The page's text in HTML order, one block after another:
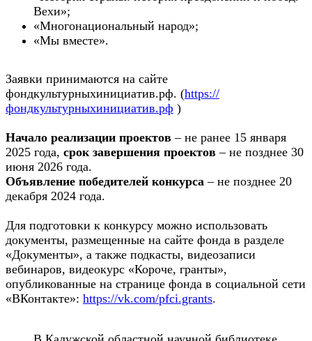
Вехи»;
«Многонациональный народ»;
«Мы вместе».
Заявки принимаются на сайте
фондкультурныхинициатив.рф. (https://
фондкультурныхинициатив.рф )
Начало реализации проектов – не ранее 15 января
2025 года, срок завершения проектов – не позднее 30
июня 2026 года.
Объявление победителей конкурса – не позднее 20
декабря 2024 года.
Для подготовки к конкурсу можно использовать
документы, размещенные на сайте фонда в разделе
«Документы», а также подкасты, видеозаписи
вебинаров, видеокурс «Короче, гранты»,
опубликованные на странице фонда в социальной сети
«ВКонтакте»: https://vk.com/pfci.grants.